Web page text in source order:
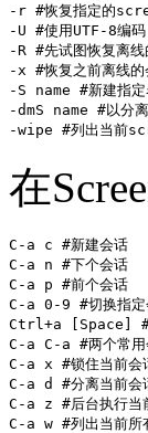
-r #恢复指定的
-U #使用UTF-8编码
-R #先试图恢复离
-x #恢复之前离线的
-S name #新建指定
-dmS name #以分
-wipe #列出当前
在
C-a c #新建会话
C-a n #下个会话
C-a p #前个会话
C-a 0-9 #切换指定
Ctrl+a [Space] #
C-a C-a #两个常用
C-a x #锁住当前会
C-a d #分离当前会
C-a z #后台执行当
C-a w #列出当前所